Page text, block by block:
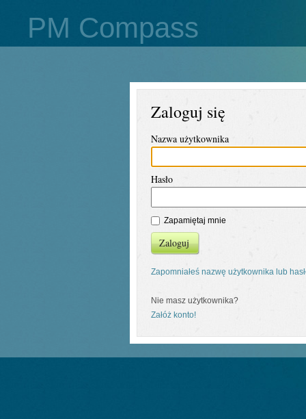
PM Compass
Zaloguj się
Nazwa użytkownika
Hasło
Zapamiętaj mnie
Zaloguj
Zapomniałeś nazwę użytkownika lub
Nie masz użytkownika?
Załóż konto!